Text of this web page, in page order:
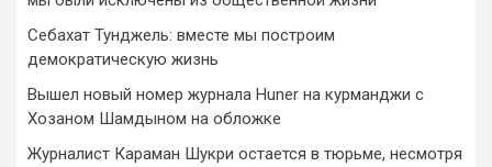
Себахат Тунджель: вместе мы построим
демократическую жизнь
Вышел новый номер журнала Huner на курманджи с
Хозаном Шамдыном на обложке
Журналист Караман Шукри остается в тюрьме, несмотря